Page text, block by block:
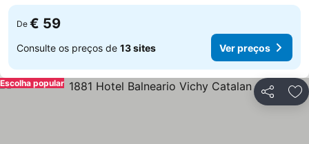
De € 59
Consulte os preços de 13 sites Ver preços
Partilhar
Escolha popular